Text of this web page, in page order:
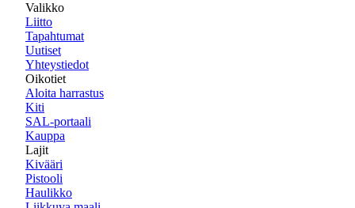
Valikko
Liitto
Tapahtumat
Uutiset
Yhteystiedot
Oikotiet
Aloita harrastus
Kiti
SAL-portaali
Kauppa
Lajit
Kivääri
Pistooli
Haulikko